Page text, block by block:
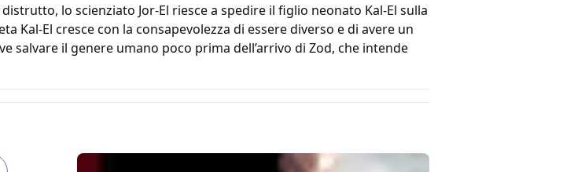
lo scienziato Jor-El riesce a spedire il figlio neonato Kal-El sulla
Kal-El cresce con la consapevolezza di essere diverso e di avere un
salvare il genere umano poco prima dell’arrivo di Zod, che intende